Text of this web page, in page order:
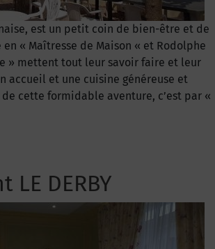
est un petit coin de bien-être et de
« Maîtresse de Maison « et Rodolphe
» mettent tout leur savoir faire et leur
accueil et une cuisine généreuse et
de cette formidable aventure, c’est par «
LE DERBY